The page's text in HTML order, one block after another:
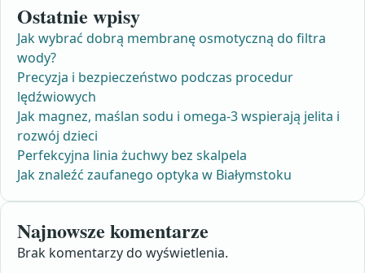
Ostatnie wpisy
Jak wybrać dobrą membranę osmotyczną do filtra
wody?
Precyzja i bezpieczeństwo podczas procedur
lędźwiowych
Jak magnez, maślan sodu i omega-3 wspierają jelita i
rozwój dzieci
Perfekcyjna linia żuchwy bez skalpela
Jak znaleźć zaufanego optyka w Białymstoku
Najnowsze komentarze
Brak komentarzy do wyświetlenia.